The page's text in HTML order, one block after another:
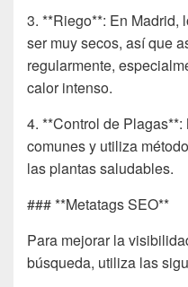
3. **Riego**: En Madrid,
ser muy secos, así que
regularmente,
calor intenso.
4. **Control de
comunes y utiliza
las plantas saludables.
### **Metatags SEO**
Para mejorar la
búsqueda, utiliza las